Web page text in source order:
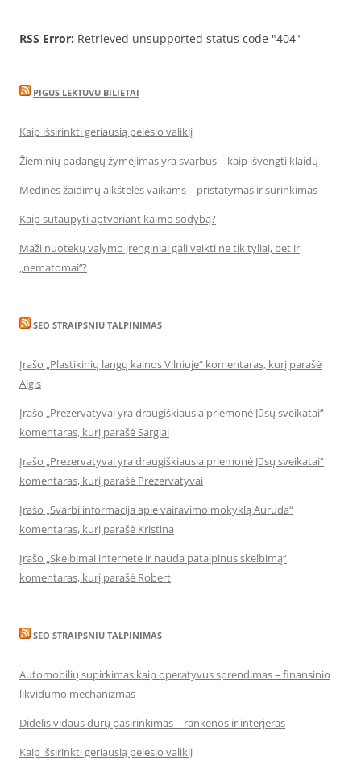
RSS Error: Retrieved unsupported status code "404"
PIGUS LEKTUVU BILIETAI
Kaip išsirinkti geriausią pelėsio valiklį
Žieminių padangų žymėjimas yra svarbus – kaip išvengti klaidų
Medinės žaidimų aikštelės vaikams – pristatymas ir surinkimas
Kaip sutaupyti aptveriant kaimo sodybą?
Maži nuotekų valymo įrenginiai gali veikti ne tik tyliai, bet ir
„nematomai‘‘?
SEO STRAIPSNIU TALPINIMAS
Įrašo „Plastikinių langų kainos Vilniuje“ komentaras, kurį parašė
Algis
Įrašo „Prezervatyvai yra draugiškiausia priemonė Jūsų sveikatai“
komentaras, kurį parašė Sargiai
Įrašo „Prezervatyvai yra draugiškiausia priemonė Jūsų sveikatai“
komentaras, kurį parašė Prezervatyvai
Įrašo „Svarbi informacija apie vairavimo mokyklą Auruda“
komentaras, kurį parašė Kristina
Įrašo „Skelbimai internete ir nauda patalpinus skelbimą“
komentaras, kurį parašė Robert
SEO STRAIPSNIU TALPINIMAS
Automobilių supirkimas kaip operatyvus sprendimas – finansinio
likvidumo mechanizmas
Didelis vidaus durų pasirinkimas – rankenos ir interjeras
Kaip išsirinkti geriausią pelėsio valiklį